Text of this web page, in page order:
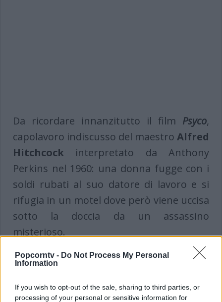
Popcorntv - Do Not Process My Personal
Information
If you wish to opt-out of the sale, sharing to third parties, or
processing of your personal or sensitive information for
Da ricordare innanzitutto il film Psyco,
capolavoro indiscusso del maestro Alfred
Hitchcock interpretato da Anthony
Perkins nel 1960: una donna fugge con i
soldi rubati al suo datore di lavoro e si
rifugia in un motel dove però viene uccisa
sotto la doccia da un assassino
misterioso.